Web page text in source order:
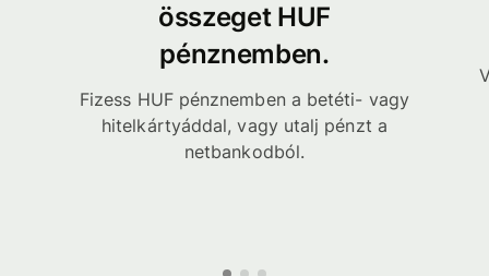
összeget HUF
pénznemben.
Fizess HUF pénznemben a betéti- vagy
hitelkártyáddal, vagy utalj pénzt a
netbankodból.